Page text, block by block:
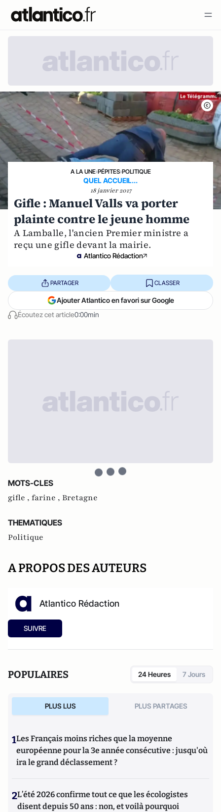
A LA UNE›PÉPITES›POLITIQUE
QUEL ACCUEIL...
18 janvier 2017
Gifle : Manuel Valls va porter
plainte contre le jeune homme
A Lamballe, l'ancien Premier ministre a
reçu une gifle devant la mairie.
Atlantico Rédaction
Écoutez cet article0:00min
PARTAGER CLASSER
Ajouter Atlantico en favori sur Google
MOTS-CLES
gifle , farine , Bretagne
THEMATIQUES
Politique
A PROPOS DES AUTEURS
Atlantico Rédaction
SUIVRE
POPULAIRES 24 Heures 7 Jours
PLUS LUS PLUS PARTAGES
1Les Français moins riches que la moyenne
européenne pour la 3e année consécutive : jusqu'où
ira le grand déclassement ?
2L’été 2026 confirme tout ce que les écologistes
disent depuis 50 ans : non, et voilà pourquoi